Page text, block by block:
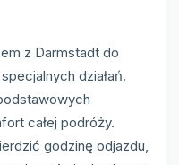
z Darmstadt do
działań.
całej podróży.
godzinę odjazdu,